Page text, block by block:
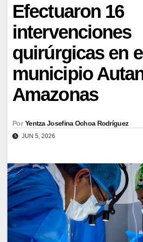
Efectuaron 16
intervenciones
quirúrgicas en el
municipio
Amazonas
Por Yentza Josefina Ochoa Rodríguez
JUN 5, 2026